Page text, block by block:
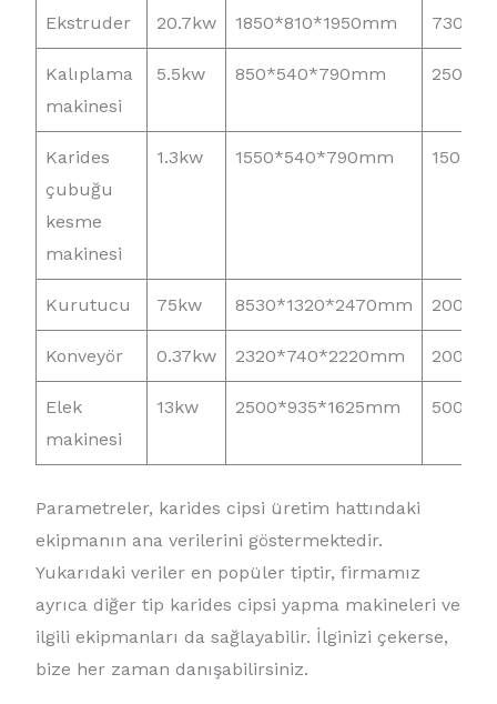
Ekstruder 20.7kw 1850*810*1950mm 730kg
Kalıplama
makinesi
5.5kw 850*540*790mm 250kg
Karides
çubuğu
kesme
makinesi
1.3kw 1550*540*790mm 150kg
Kurutucu 75kw 8530*1320*2470mm 2000kg
Konveyör 0.37kw 2320*740*2220mm 200kg
Elek
makinesi
13kw 2500*935*1625mm 500kg
Parametreler, karides cipsi üretim hattındaki
ekipmanın ana verilerini göstermektedir.
Yukarıdaki veriler en popüler tiptir, firmamız
ayrıca diğer tip karides cipsi yapma makineleri ve
ilgili ekipmanları da sağlayabilir. İlginizi çekerse,
bize her zaman danışabilirsiniz.